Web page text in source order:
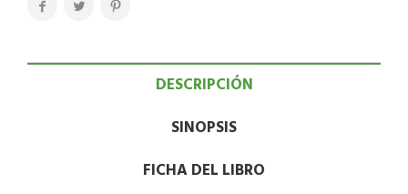
DESCRIPCIÓN
SINOPSIS
FICHA DEL LIBRO